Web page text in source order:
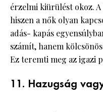
érzelmi kiürülést okoz.
hiszen a nők olyan
adás- kapás
számít, hanem
Ez teremti meg az igazi
11. Hazugság